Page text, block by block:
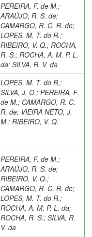
PEREIRA, F. de M.;
ARAÚJO, R. S. de;
CAMARGO, R. C. R. de;
LOPES, M. T. do R.;
RIBEIRO, V. Q.; ROCHA,
R. S.; ROCHA, A. M. P. L.
da; SILVA, R. V. da
LOPES, M. T. do R.;
SILVA, J. O.; PEREIRA, F.
de M.; CAMARGO, R. C.
R. de; VIEIRA NETO, J.
M.; RIBEIRO, V. Q.
PEREIRA, F. de M.;
ARAÚJO, R. S. de;
RIBEIRO, V. Q.;
CAMARGO, R. C. R. de;
LOPES, M. T. do R.;
ROCHA, A. M. P. L. da;
ROCHA, R. S.; SILVA, R.
V. da